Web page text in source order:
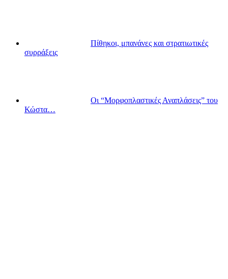
Πίθηκοι, μπανάνες και στρατιωτικές
συρράξεις
Οι “Μορφοπλαστικές Αναπλάσεις” του
Κώστα…